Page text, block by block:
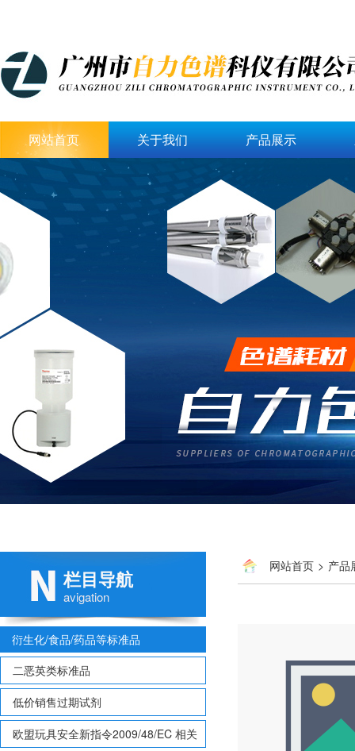
网站首页 关于我们 产品展示
栏目导航
avigation
衍生化/食品/药品等标准品
二恶英类标准品
低价销售过期试剂
欧盟玩具安全新指令2009/48/EC 相关
网站首页 > 产品